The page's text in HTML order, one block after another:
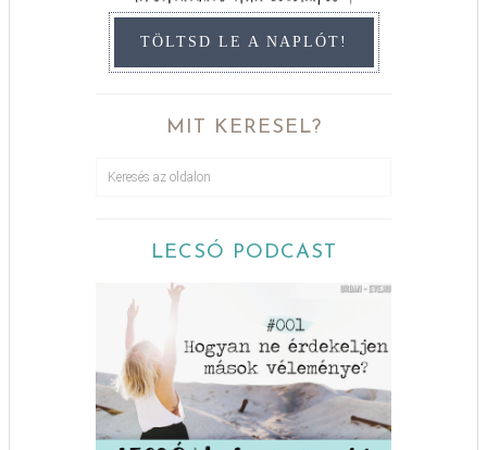
TÖLTSD LE A NAPLÓT!
MIT KERESEL?
LECSÓ PODCAST